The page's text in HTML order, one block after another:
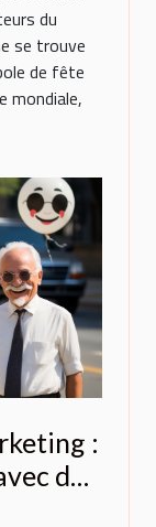
du
se trouve
de fête
mondiale,
:
des